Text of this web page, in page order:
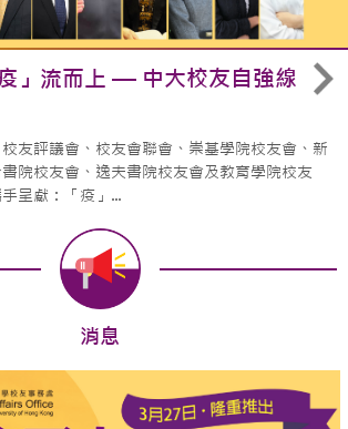
」流而上 — 中大校友自強線
友評議會、校友會聯會、崇基學院校友會、新
院校友會、逸夫書院校友會及教育學院校友
呈獻：「疫」...
消息